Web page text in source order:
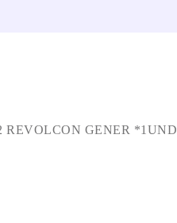
REVOLCON GENER *1UND